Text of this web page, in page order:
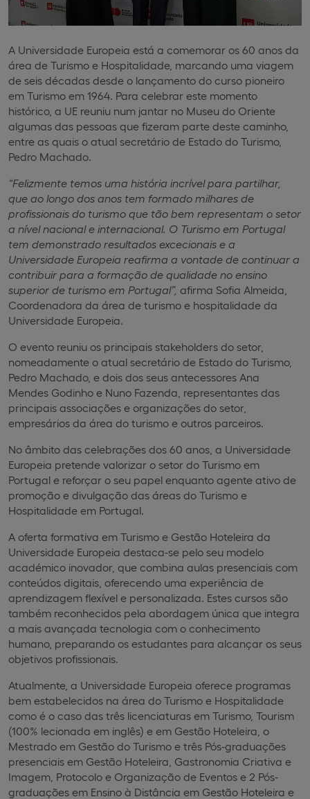
A Universidade Europeia está a comemorar os 60 anos da
área de Turismo e Hospitalidade, marcando uma viagem
de seis décadas desde o lançamento do curso pioneiro
em Turismo em 1964. Para celebrar este momento
histórico, a UE reuniu num jantar no Museu do Oriente
algumas das pessoas que fizeram parte deste caminho,
entre as quais o atual secretário de Estado do Turismo,
Pedro Machado.
“Felizmente temos uma história incrível para partilhar,
que ao longo dos anos tem formado milhares de
profissionais do turismo que tão bem representam o setor
a nível nacional e internacional. O Turismo em Portugal
tem demonstrado resultados excecionais e a
Universidade Europeia reafirma a vontade de continuar a
contribuir para a formação de qualidade no ensino
superior de turismo em Portugal”, afirma Sofia Almeida,
Coordenadora da área de turismo e hospitalidade da
Universidade Europeia.
O evento reuniu os principais stakeholders do setor,
nomeadamente o atual secretário de Estado do Turismo,
Pedro Machado, e dois dos seus antecessores Ana
Mendes Godinho e Nuno Fazenda, representantes das
principais associações e organizações do setor,
empresários da área do turismo e outros parceiros.
No âmbito das celebrações dos 60 anos, a Universidade
Europeia pretende valorizar o setor do Turismo em
Portugal e reforçar o seu papel enquanto agente ativo de
promoção e divulgação das áreas do Turismo e
Hospitalidade em Portugal.
A oferta formativa em Turismo e Gestão Hoteleira da
Universidade Europeia destaca-se pelo seu modelo
académico inovador, que combina aulas presenciais com
conteúdos digitais, oferecendo uma experiência de
aprendizagem flexível e personalizada. Estes cursos são
também reconhecidos pela abordagem única que integra
a mais avançada tecnologia com o conhecimento
humano, preparando os estudantes para alcançar os seus
objetivos profissionais.
Atualmente, a Universidade Europeia oferece programas
bem estabelecidos na área do Turismo e Hospitalidade
como é o caso das três licenciaturas em Turismo, Tourism
(100% lecionada em inglês) e em Gestão Hoteleira, o
Mestrado em Gestão do Turismo e três Pós-graduações
presenciais em Gestão Hoteleira, Gastronomia Criativa e
Imagem, Protocolo e Organização de Eventos e 2 Pós-
graduações em Ensino à Distância em Gestão Hoteleira e